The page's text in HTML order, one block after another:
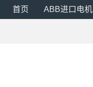
首页 ABB进口电机